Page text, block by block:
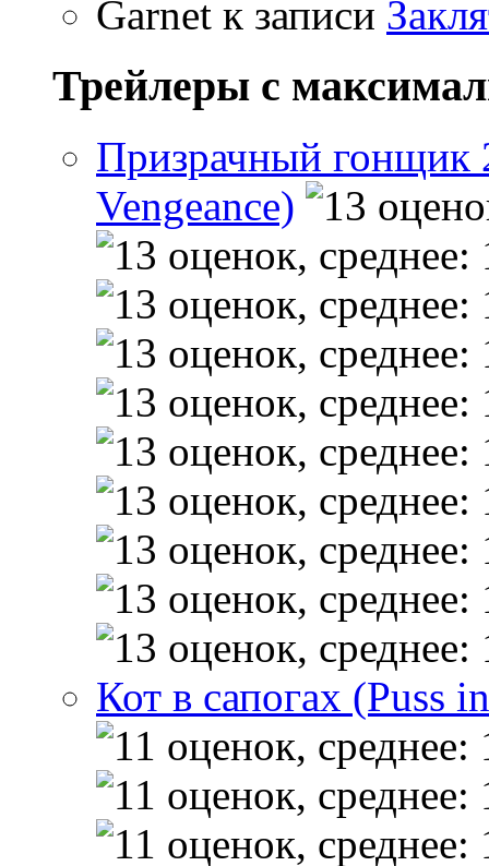
Garnet к записи
Трейлеры с
Призрачный гонщик
Vengeance)
Кот в сапогах (Puss